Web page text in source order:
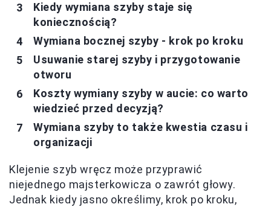
Kiedy wymiana szyby staje się
koniecznością?
Wymiana bocznej szyby - krok po kroku
Usuwanie starej szyby i przygotowanie
otworu
Koszty wymiany szyby w aucie: co warto
wiedzieć przed decyzją?
Wymiana szyby to także kwestia czasu i
organizacji
Klejenie szyb wręcz może przyprawić
niejednego majsterkowicza o zawrót głowy.
Jednak kiedy jasno określimy, krok po kroku,